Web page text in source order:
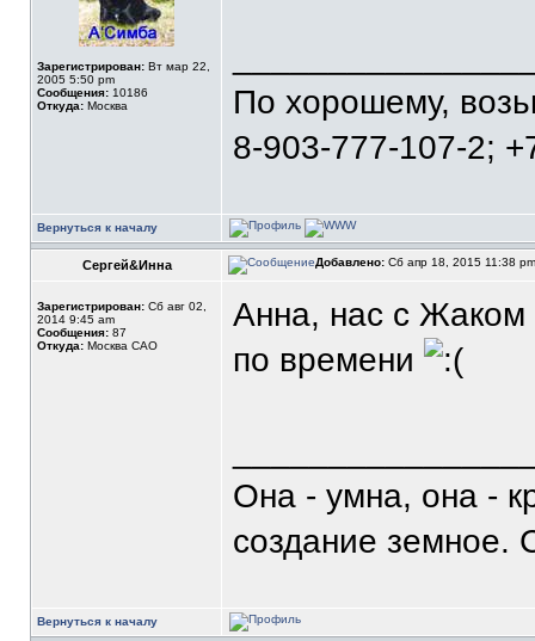
Зарегистрирован: Вт мар 22,
2005 5:50 pm
Сообщения: 10186
Откуда: Москва
По хорошему,
8-903-777-107-2;
Вернуться к началу
Сергей&Инна Добавлено: Сб апр 18, 2015 11:38
Зарегистрирован: Сб авг 02,
2014 9:45 am
Сообщения: 87
Откуда: Москва САО
Анна, нас с Жаком
по времени
Она - умна, она -
создание земное.
Вернуться к началу